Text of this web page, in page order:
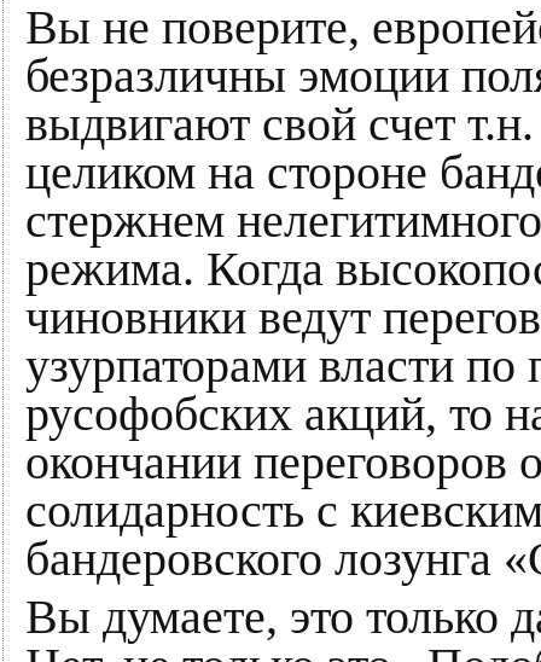
Вы не поверите,
безразличны эмоции
выдвигают свой счет
целиком на стороне
стержнем
режима. Когда
чиновники ведут
узурпаторами власти
русофобских акций, то
окончании
солидарность с
бандеровского лозунга
Вы думаете, это только